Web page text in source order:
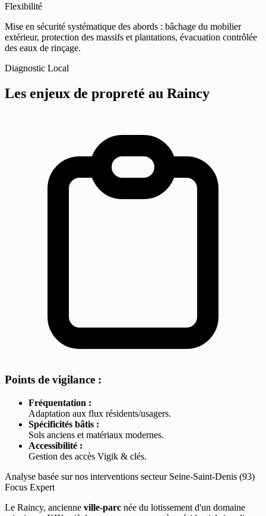
Flexibilité
Mise en sécurité systématique des abords : bâchage du mobilier
extérieur, protection des massifs et plantations, évacuation contrôlée
des eaux de rinçage.
Diagnostic Local
Les enjeux de propreté au Raincy
Points de vigilance :
Fréquentation :
Adaptation aux flux résidents/usagers.
Spécificités bâtis :
Sols anciens et matériaux modernes.
Accessibilité :
Gestion des accès Vigik & clés.
Analyse basée sur nos interventions secteur Seine-Saint-Denis (93)
Focus Expert
Le Raincy, ancienne ville-parc née du lotissement d'un domaine